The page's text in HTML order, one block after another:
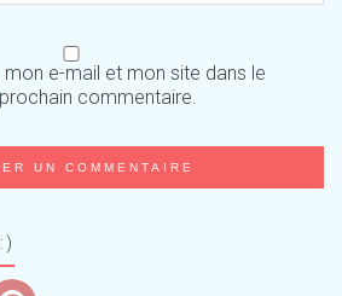
e-mail et mon site dans le
commentaire.